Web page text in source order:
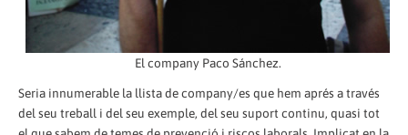
El company Paco Sánchez.
Seria innumerable la llista de company/es que hem aprés a través
del seu treball i del seu exemple, del seu suport continu, quasi tot